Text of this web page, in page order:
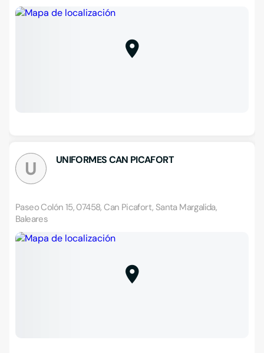
U UNIFORMES CAN PICAFORT
Paseo Colón 15, 07458, Can Picafort, Santa Margalida,
Baleares